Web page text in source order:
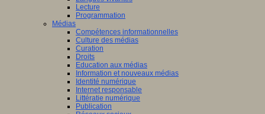
Lecture
Programmation
Médias
Compétences informationnelles
Culture des médias
Curation
Droits
Education aux médias
Information et nouveaux médias
Identité numérique
Internet responsable
Littératie numérique
Publication